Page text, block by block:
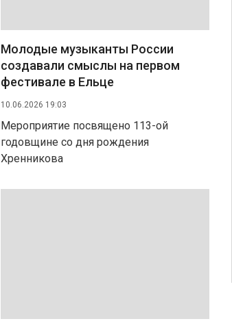
Молодые музыканты России
создавали смыслы на первом
фестивале в Ельце
10.06.2026 19:03
Мероприятие посвящено 113-ой
годовщине со дня рождения
Хренникова